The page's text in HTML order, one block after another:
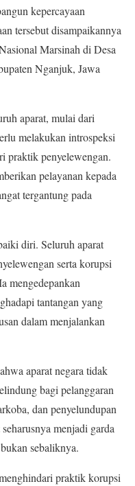
kepercayaan
tersebut disampaikannya
Marsinah di Desa
Nganjuk, Jawa
aparat, mulai dari
melakukan introspeksi
praktik penyelewengan.
pelayanan kepada
tergantung pada
diri. Seluruh aparat
serta korupsi
mengedepankan
tantangan yang
dalam menjalankan
aparat negara tidak
bagi pelanggaran
dan penyelundupan
menjadi garda
sebaliknya.
praktik korupsi